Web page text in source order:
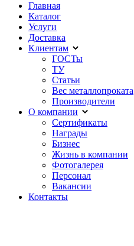
Главная
Каталог
Услуги
Доставка
Клиентам
ГОСТы
ТУ
Статьи
Вес металлопроката
Производители
О компании
Сертификаты
Награды
Бизнес
Жизнь в компании
Фотогалерея
Персонал
Вакансии
Контакты